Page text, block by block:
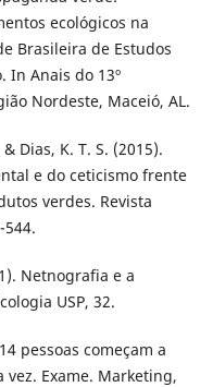
ecológicos na
Brasileira de Estudos
In Anais do 13º
Nordeste, Maceió, AL.
Dias, K. T. S. (2015).
e do ceticismo frente
verdes. Revista
Netnografia e a
USP, 32.
pessoas começam a
Exame. Marketing,